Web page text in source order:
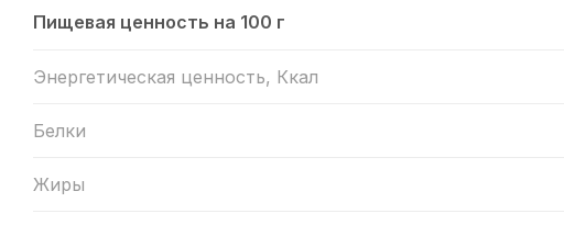
Пищевая ценность на 100 г
Энергетическая ценность, Ккал
Белки
Жиры